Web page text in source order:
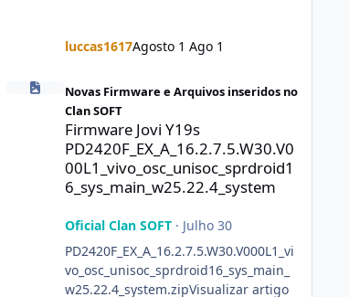
luccas1617Agosto 1 Ago 1
Firmware Jovi Y19s
Novas Firmware e Arquivos inseridos no
Clan SOFT
Firmware Jovi Y19s
PD2420F_EX_A_16.2.7.5.W30.V0
00L1_vivo_osc_unisoc_sprdroid1
6_sys_main_w25.22.4_system
Oficial Clan SOFT· Julho 30
PD2420F_EX_A_16.2.7.5.W30.V000L1_vi
vo_osc_unisoc_sprdroid16_sys_main_
w25.22.4_system.zipVisualizar artigo